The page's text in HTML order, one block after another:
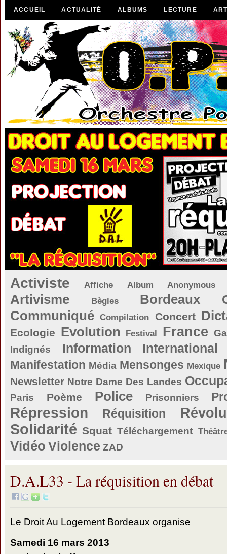
ACCUEIL ACTUALITÉ ALBUMS LECTURE
Activiste Affiche Album Anonymous
Artivisme Bègles Bordeaux
Communiqué Compilation Concert
Ecologie Evolution Festival France
Indignés
Information International
Manifestation Média Mensonges Mexique
Newsletter Notre Dame Des Landes
Paris Poème Police Prisonniers
Répression Réquisition
Solidarité Squat Téléchargement
Vidéo Violence ZAD
D.A.L33 - La réquisition en débat
Le Droit Au Logement Bordeaux organise
Samedi 16 mars 2013